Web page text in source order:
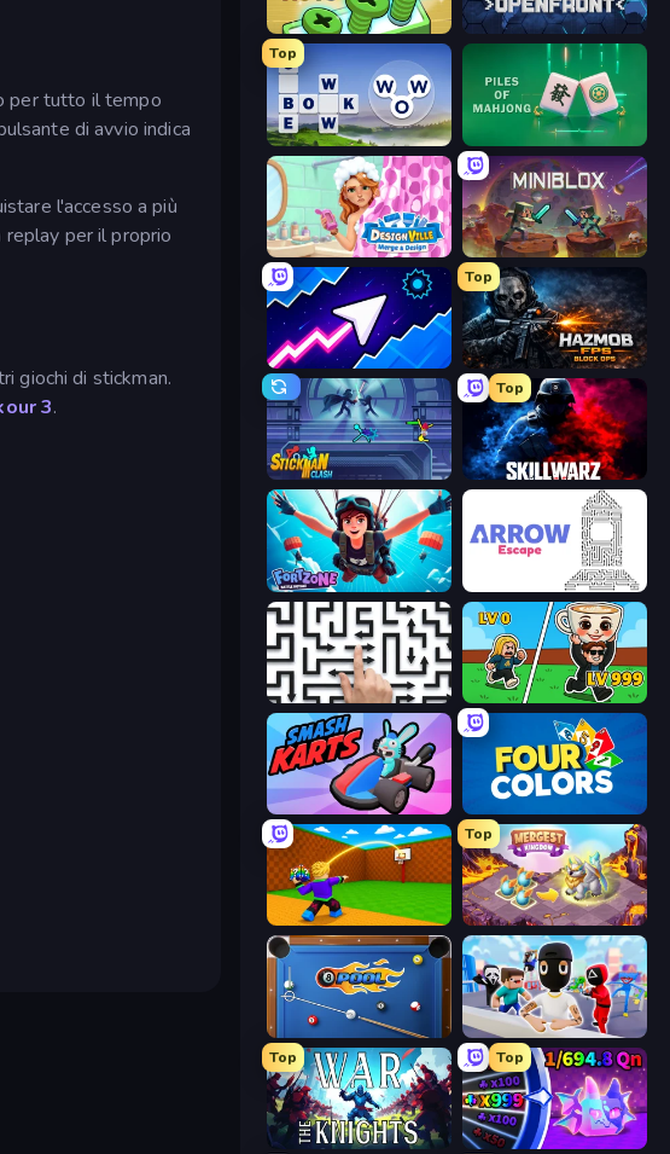
per tutto il tempo
di avvio indica
l'accesso a più
replay per il proprio
giochi di stickman.
3.
Screw Out: Bolts and Nuts Openfront
Top
Words of Wonders Piles of Mahjong
Designville: Merge & Design Miniblox
Space Waves
Top
Hazmob FPS: Online Shooter
Stickman Clash
Top
SkillWarz
Fortzone Battle Royale Arrow Escape
Arrow Escape: Puzzle Brainrot Arena Online
Smash Karts
Throw a Lucky Block
Top
Mergest Kingdom
8 Ball Pool
Top
War the Knights
Top
Meeland.io